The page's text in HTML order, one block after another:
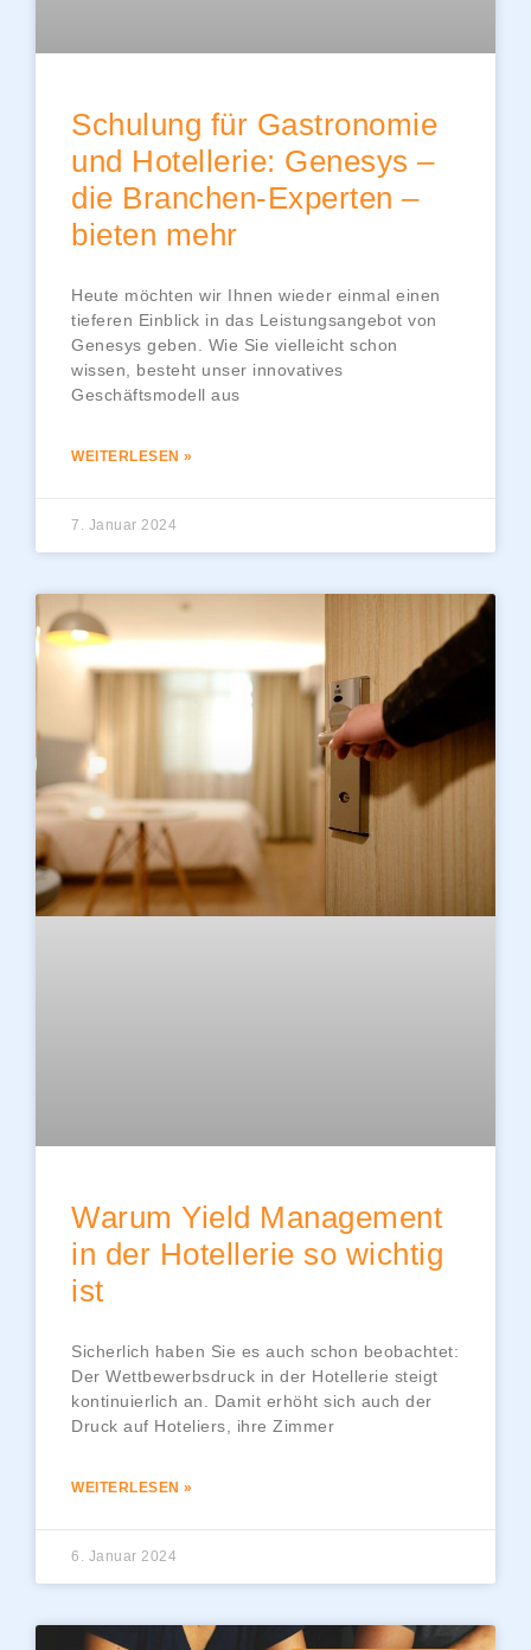
Schulung für Gastronomie
und Hotellerie: Genesys –
die Branchen-Experten –
bieten mehr
Heute möchten wir Ihnen wieder einmal einen
tieferen Einblick in das Leistungsangebot von
Genesys geben. Wie Sie vielleicht schon
wissen, besteht unser innovatives
Geschäftsmodell aus
WEITERLESEN »
7. Januar 2024
Warum Yield Management
in der Hotellerie so wichtig
ist
Sicherlich haben Sie es auch schon beobachtet:
Der Wettbewerbsdruck in der Hotellerie steigt
kontinuierlich an. Damit erhöht sich auch der
Druck auf Hoteliers, ihre Zimmer
WEITERLESEN »
6. Januar 2024